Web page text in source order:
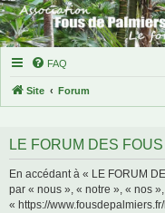
FAQ
Site Forum
LE FORUM DES
En accédant à « LE FORUM
par « nous », « notre », « nos
« https://